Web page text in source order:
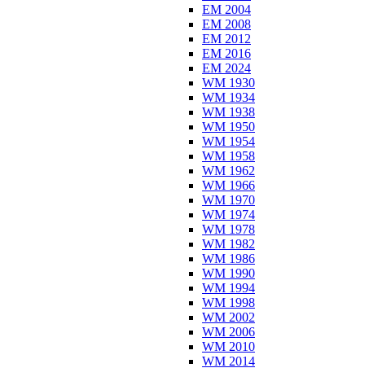
EM 2004
EM 2008
EM 2012
EM 2016
EM 2024
WM 1930
WM 1934
WM 1938
WM 1950
WM 1954
WM 1958
WM 1962
WM 1966
WM 1970
WM 1974
WM 1978
WM 1982
WM 1986
WM 1990
WM 1994
WM 1998
WM 2002
WM 2006
WM 2010
WM 2014